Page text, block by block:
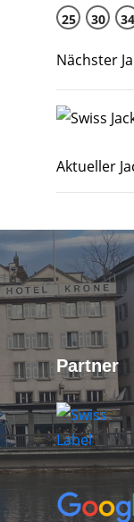
25 30 34
Nächster
Aktueller
Partner